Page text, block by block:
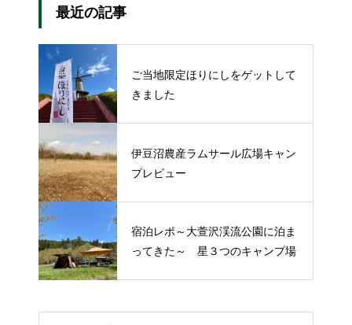
最近の記事
ご当地限定ほりにしをゲットして
きました
伊豆沼農産ラムサール広場キャン
プレビュー
宿泊レポ～大萱沢渓流公園に泊ま
ってきた～ 星３つのキャンプ場